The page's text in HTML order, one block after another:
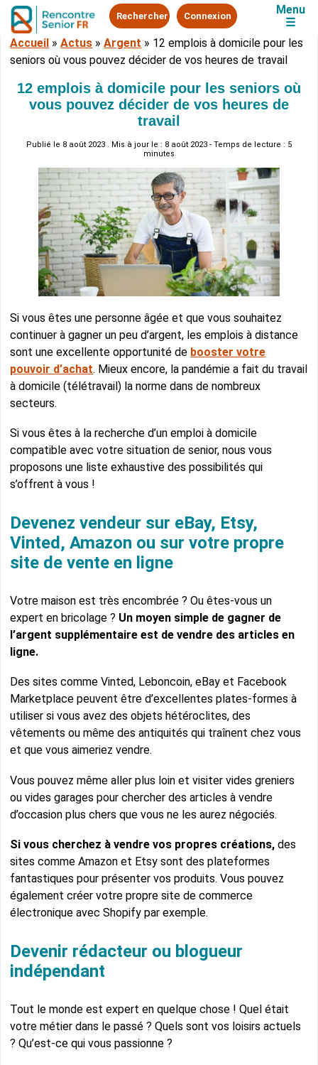
Rechercher Connexion
Menu
☰
Accueil »Actus »Argent » 12 emplois à domicile pour les
seniors où vous pouvez décider de vos heures de travail
12 emplois à domicile pour les seniors où
vous pouvez décider de vos heures de
travail
Publié le 8 août 2023 . Mis à jour le : 8 août 2023 - Temps de lecture : 5
minutes
Si vous êtes une personne âgée et que vous souhaitez
continuer à gagner un peu d’argent, les emplois à distance
sont une excellente opportunité de booster votre
pouvoir d’achat. Mieux encore, la pandémie a fait du travail
à domicile (télétravail) la norme dans de nombreux
secteurs.
Si vous êtes à la recherche d’un emploi à domicile
compatible avec votre situation de senior, nous vous
proposons une liste exhaustive des possibilités qui
s’offrent à vous !
Devenez vendeur sur eBay, Etsy,
Vinted, Amazon ou sur votre propre
site de vente en ligne
Votre maison est très encombrée ? Ou êtes-vous un
expert en bricolage ? Un moyen simple de gagner de
l’argent supplémentaire est de vendre des articles en
ligne.
Des sites comme Vinted, Leboncoin, eBay et Facebook
Marketplace peuvent être d’excellentes plates-formes à
utiliser si vous avez des objets hétéroclites, des
vêtements ou même des antiquités qui traînent chez vous
et que vous aimeriez vendre.
Vous pouvez même aller plus loin et visiter vides greniers
ou vides garages pour chercher des articles à vendre
d’occasion plus chers que vous ne les aurez négociés.
Si vous cherchez à vendre vos propres créations, des
sites comme Amazon et Etsy sont des plateformes
fantastiques pour présenter vos produits. Vous pouvez
également créer votre propre site de commerce
électronique avec Shopify par exemple.
Devenir rédacteur ou blogueur
indépendant
Tout le monde est expert en quelque chose ! Quel était
votre métier dans le passé ? Quels sont vos loisirs actuels
? Qu’est-ce qui vous passionne ?